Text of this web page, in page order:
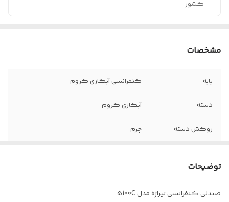
کشور
مشخصات
پایه کنفرانسی آبکاری کروم
دسته آبکاری کروم
روکش دسته چرم
توضیحات
صندلی کنفرانسی تیراژه مدل 5100C